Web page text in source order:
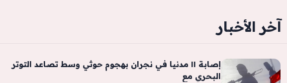
آخر الأخبار
إصابة ١١ مدنيا في نجران بهجوم حوثي وسط تصاعد التوتر
البحري مع